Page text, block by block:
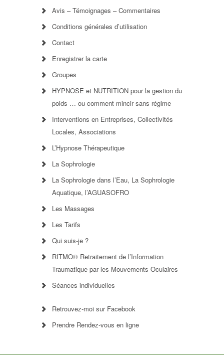
Avis – Témoignages – Commentaires
Conditions générales d’utilisation
Contact
Enregistrer la carte
Groupes
HYPNOSE et NUTRITION pour la gestion du
poids … ou comment mincir sans régime
Interventions en Entreprises, Collectivités
Locales, Associations
L’Hypnose Thérapeutique
La Sophrologie
La Sophrologie dans l’Eau, La Sophrologie
Aquatique, l’AGUASOFRO
Les Massages
Les Tarifs
Qui suis-je ?
RITMO® Retraitement de l’Information
Traumatique par les Mouvements Oculaires
Séances individuelles
Retrouvez-moi sur Facebook
Prendre Rendez-vous en ligne